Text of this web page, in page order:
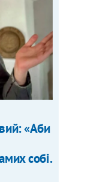
«Аби
собі.